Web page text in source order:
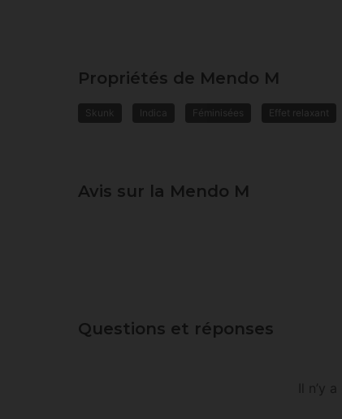
Propriétés de Mendo M
Skunk Indica Féminisées Effet relaxant
Avis sur la Mendo M
Questions et réponses
Il n’y